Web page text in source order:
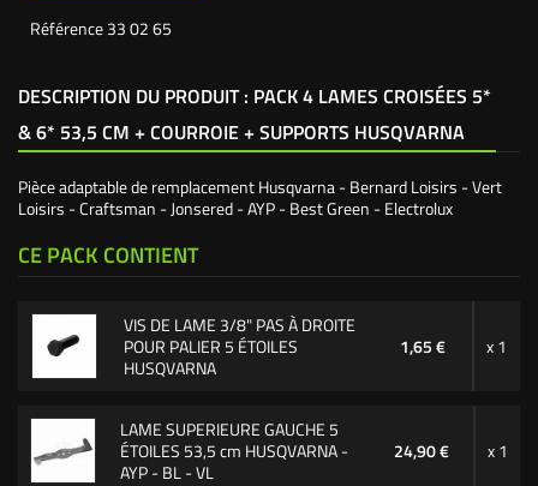
Référence33 02 65
DESCRIPTION DU PRODUIT : PACK 4 LAMES CROISÉES 5*
& 6* 53,5 CM + COURROIE + SUPPORTS HUSQVARNA
Pièce adaptable de remplacement Husqvarna - Bernard Loisirs - Vert
Loisirs - Craftsman - Jonsered - AYP - Best Green - Electrolux
CE PACK CONTIENT
VIS DE LAME 3/8" PAS À DROITE
POUR PALIER 5 ÉTOILES
HUSQVARNA
1,65 € x 1
LAME SUPERIEURE GAUCHE 5
ÉTOILES 53,5 cm HUSQVARNA -
AYP - BL - VL
24,90 € x 1